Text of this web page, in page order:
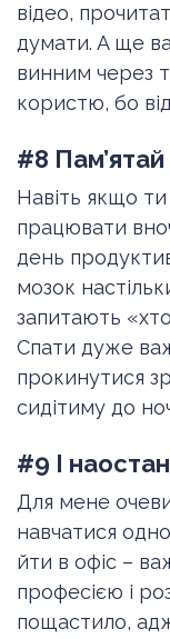
відео,
думати. А ще
винним через
користю, бо
#8
Навіть якщо
працювати
день
мозок
запитають
Спати дуже
прокинутися
сидітиму до
#9 І
Для мене
навчатися
йти в офіс –
професією і
пощастило,